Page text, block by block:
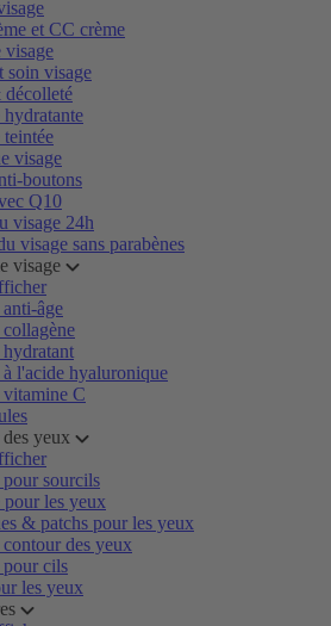
et CC crème
visage
soin visage
hydratante
visage
boutons
Q10
visage 24h
visage sans parabènes
visage
âge
collagène
hydratant
à l'acide hyaluronique
vitamine C
yeux
pour sourcils
pour les yeux
& patchs pour les yeux
contour des yeux
pour cils
les yeux